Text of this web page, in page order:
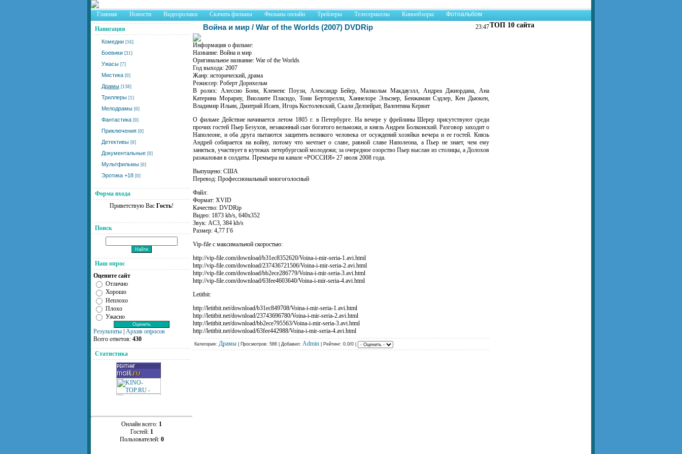
Главная Новости Видеоролики Скачать фильмы Фильмы онлайн Трейлеры Телесериаллы Кинообзоры Фотоальбом
Навигация
Комедии [16]
Боевики [31]
Ужасы [7]
Мистика [0]
Драмы [138]
Триллеры [1]
Мелодрамы [0]
Фантастика [0]
Приключения [0]
Детективы [0]
Документальные [0]
Мультфильмы [0]
Эротика +18 [0]
Форма входа
Приветствую Вас Гость!
Поиск
Наш опрос
Оцените сайт
Отлично
Хорошо
Неплохо
Плохо
Ужасно
Результаты Архив опросов
Всего ответов: 430
Статистика
Онлайн всего: 1
Гостей: 1
Пользователей: 0
Война и мир / War of the Worlds (2007) DVDRip 23:47
Информация о фильме:
Название: Война и мир
Оригинальное название: War of the Worlds
Год выхода: 2007
Жанр: исторический, драма
Режиссер: Роберт Дорнхельм
В ролях: Алессио Бони, Клеменс Поузи, Александр Бейер, Малкольм Макдауэлл, Андреа Джиордана, Ана
Катерина Морариу, Виоланте Пласидо, Тони Берторелли, Ханнелоре Эльснер, Бенжамин Сэдлер, Кен Дьюкен,
Владимир Ильин, Дмитрий Исаев, Игорь Костолевский, Скали Делпейрат, Валентина Кервит
О фильме Действие начинается летом 1805 г. в Петербурге. На вечере у фрейлины Шерер присутствуют среди
прочих гостей Пьер Безухов, незаконный сын богатого вельможи, и князь Андреи Болконский. Разговор заходит о
Наполеоне, и оба друга пытаются защитить великого человека от осуждений хозяйки вечера и ее гостей. Князь
Андрей собирается на войну, потому что мечтает о славе, равной славе Наполеона, а Пьер не знает, чем ему
заняться, участвует в кутежах петербургской молодежи; за очередное озорство Пьер выслан из столицы, а Долохов
разжалован в солдаты. Премьера на канале «РОССИЯ» 27 июля 2008 года.
Выпущено: США
Перевод: Профессиональный многоголосный
Файл:
Формат: XVID
Качество: DVDRip
Видео: 1873 kb/s, 640х352
Звук: AC3, 384 kb/s
Размер: 4,77 Гб
Vip-file с максимальной скоростью:
http://vip-file.com/download/b31ec8352620/Voina-i-mir-seria-1.avi.html
http://vip-file.com/download/237436721506/Voina-i-mir-seria-2.avi.html
http://vip-file.com/download/bb2ece286779/Voina-i-mir-seria-3.avi.html
http://vip-file.com/download/63fee4603640/Voina-i-mir-seria-4.avi.html
Letitbit:
http://letitbit.net/download/b31ec849708/Voina-i-mir-seria-1.avi.html
http://letitbit.net/download/23743696780/Voina-i-mir-seria-2.avi.html
http://letitbit.net/download/bb2ece795563/Voina-i-mir-seria-3.avi.html
http://letitbit.net/download/63fee442988/Voina-i-mir-seria-4.avi.html
Категория: Драмы | Просмотров: 586 | Добавил: Admin | Рейтинг: 0.0/0 |
ТОП 10 сайта